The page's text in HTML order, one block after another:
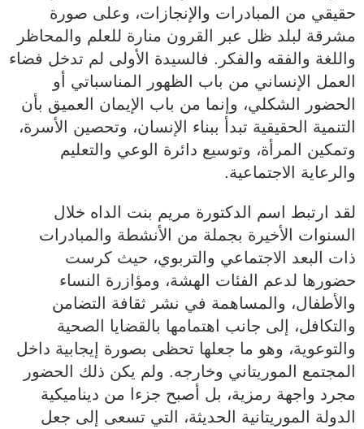
حقيقي من المبادرات والإنجازات، وعلى صورة
مشرقة لبلد ظل عبر القرون منارة للعلم والمحاظر
واللغة والفقه والفكر. فالسيدة الأولى لم تدخل فضاء
العمل الإنساني من باب الظهور المناسباتي أو
الحضور الشكلي، وإنما من باب الإيمان العميق بأن
التنمية الحقيقية تبدأ ببناء الإنسان، وتحصين الأسرة،
وتمكين المرأة، وتوسيع دائرة الوعي والتعليم
والرعاية الاجتماعية.
لقد ارتبط اسم الدكتورة مريم بنت الداه خلال
السنوات الأخيرة بجملة من الأنشطة والمبادرات
ذات البعد الاجتماعي والتربوي، حيث كرست
حضورها لدعم الفئات الهشة، ومؤازرة النساء
والأطفال، والمساهمة في نشر ثقافة التضامن
والتكافل، إلى جانب اهتمامها بالقضايا الصحية
والتوعوية، وهو ما جعلها تحظى بصورة إيجابية داخل
المجتمع الموريتاني وخارجه. ولم يكن ذلك الحضور
مجرد واجهة رمزية، بل أصبح جزءا من ديناميكية
الدولة الموريتانية الحديثة، التي تسعى إلى جعل